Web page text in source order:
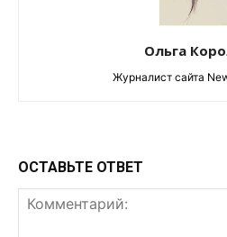
Ольга
Журналист сайта
ОСТАВЬТЕ ОТВЕТ